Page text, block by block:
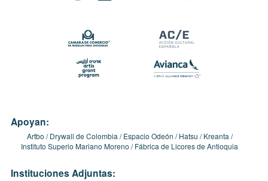
Apoyan:
Artbo Drywall de Colombia Espacio Odeón Hatsu
Kreanta
Instituto Superio Mariano Moreno
Fábrica de Licores de Antioquia
Instituciones Adjuntas: